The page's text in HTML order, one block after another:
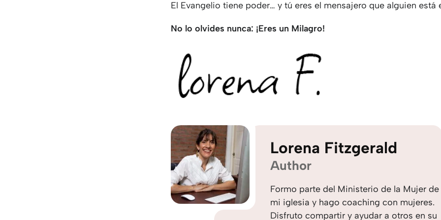
El Evangelio tiene poder… y tú eres el mensajero que alguien está
No lo olvides nunca: ¡Eres un Milagro!
Lorena Fitzgerald
Author
Formo parte del Ministerio de la Mujer de
mi iglesia y hago coaching con mujeres.
Disfruto compartir y ayudar a otros en su